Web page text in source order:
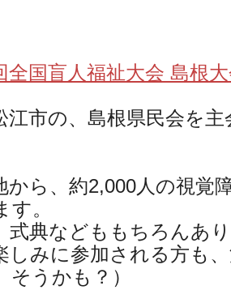
全国盲人福祉大会 島根
江市の、島根県民会を
から、約2,000人の視覚
す。
式典などももちろんあ
しみに参加される方も
そうかも？）